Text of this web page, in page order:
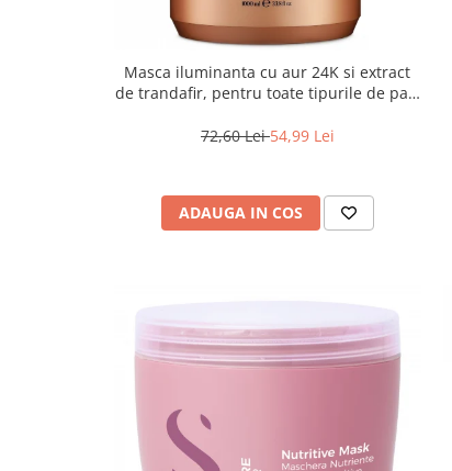
Masca iluminanta cu aur 24K si extract
de trandafir, pentru toate tipurile de par,
72,60 Lei54,99 Lei
ADAUGA IN COS